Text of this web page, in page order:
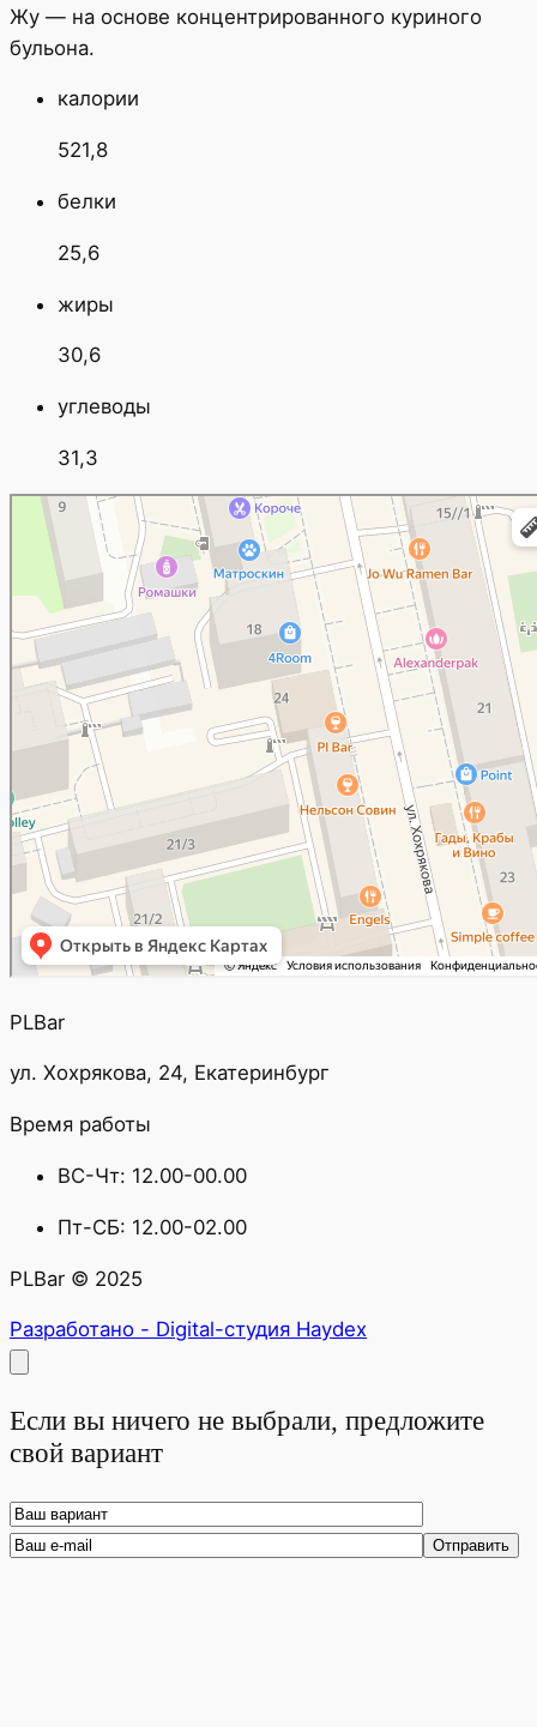
Жу — на основе концентрированного куриного
бульона.
калории
521,8
белки
25,6
жиры
30,6
углеводы
31,3
PLBar
ул. Хохрякова, 24, Екатеринбург
Время работы
ВС-Чт: 12.00-00.00
Пт-СБ: 12.00-02.00
PLBar © 2025
Разработано - Digital-студия Haydex
Если вы ничего не выбрали, предложите
свой вариант